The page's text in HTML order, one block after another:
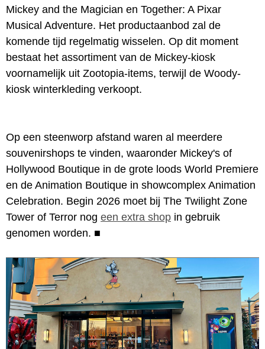
Mickey and the Magician en Together: A Pixar
Musical Adventure. Het productaanbod zal de
komende tijd regelmatig wisselen. Op dit moment
bestaat het assortiment van de Mickey-kiosk
voornamelijk uit Zootopia-items, terwijl de Woody-
kiosk winterkleding verkoopt.
Op een steenworp afstand waren al meerdere
souvenirshops te vinden, waaronder Mickey's of
Hollywood Boutique in de grote loods World Premiere
en de Animation Boutique in showcomplex Animation
Celebration. Begin 2026 moet bij The Twilight Zone
Tower of Terror nog een extra shop in gebruik
genomen worden. ■